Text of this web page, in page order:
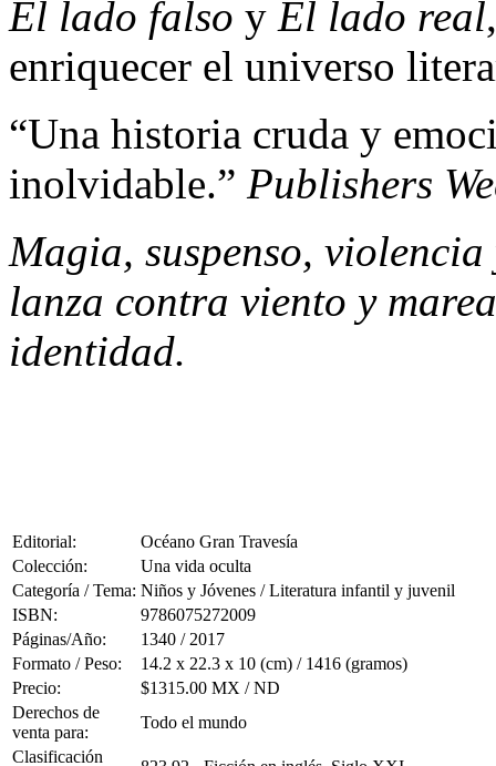
El lado falso y El lado real
enriquecer el universo
“Una historia cruda y
inolvidable.” Publishers
Magia, suspenso,
lanza contra viento y
identidad.
Editorial:
Océano Gran Travesía
Colección:
Una vida oculta
Categoría / Tema: Niños y Jóvenes / Literatura infantil y juvenil
ISBN:
9786075272009
Páginas/Año:
1340 / 2017
Formato / Peso:
14.2 x 22.3 x 10 (cm) / 1416 (gramos)
Precio:
$1315.00 MX / ND
Derechos de
venta para:
Todo el mundo
Clasificación